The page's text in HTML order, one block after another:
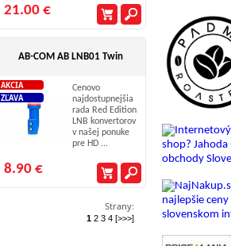
21.00 €
AB-COM AB LNB01 Twin
AKCIA
ZĽAVA
Cenovo
najdostupnejšia
rada Red Edition
LNB konvertorov
v našej ponuke
pre HD ...
8.90 €
Strany:
1 2 3 4 [>>>]